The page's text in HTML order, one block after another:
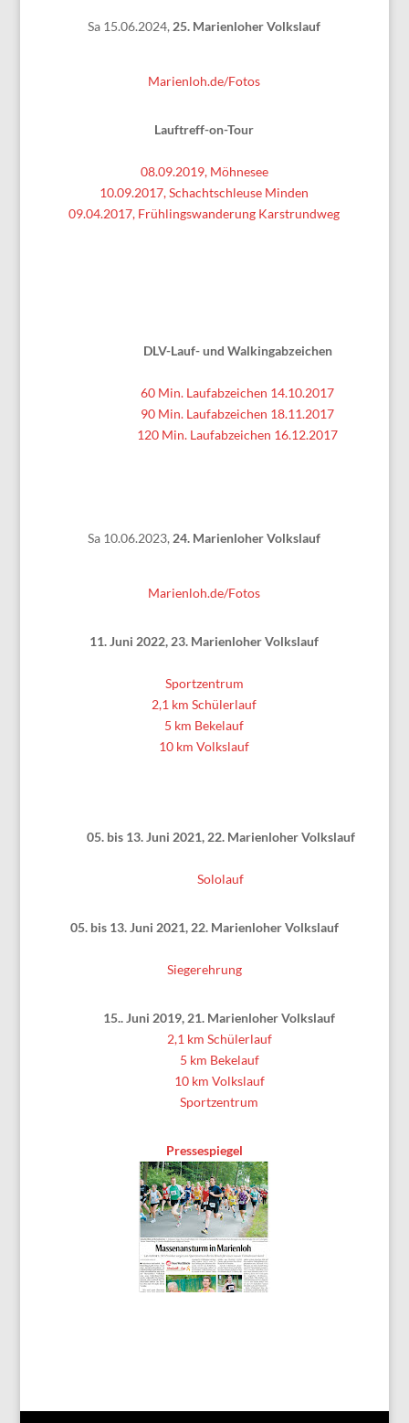
Sa 15.06.2024, 25. Marienloher Volkslauf
Marienloh.de/Fotos
Lauftreff-on-Tour
08.09.2019, Möhnesee
10.09.2017, Schachtschleuse Minden
09.04.2017, Frühlingswanderung Karstrundweg
DLV-Lauf- und Walkingabzeichen
60 Min. Laufabzeichen 14.10.2017
90 Min. Laufabzeichen 18.11.2017
120 Min. Laufabzeichen 16.12.2017
Sa 10.06.2023, 24. Marienloher Volkslauf
Marienloh.de/Fotos
11. Juni 2022, 23. Marienloher Volkslauf
Sportzentrum
2,1 km Schülerlauf
5 km Bekelauf
10 km Volkslauf
05. bis 13. Juni 2021, 22. Marienloher Volkslauf
Sololauf
05. bis 13. Juni 2021, 22. Marienloher Volkslauf
Siegerehrung
15.. Juni 2019, 21. Marienloher Volkslauf
2,1 km Schülerlauf
5 km Bekelauf
10 km Volkslauf
Sportzentrum
Pressespiegel